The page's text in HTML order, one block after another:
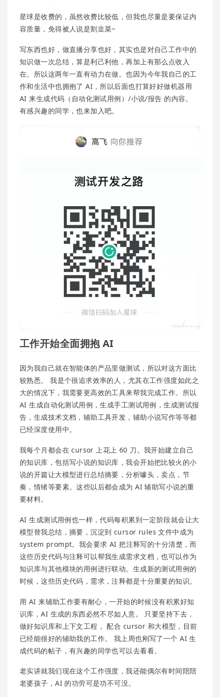
星球是收费的，虽然收费比较低，但我也尽量是要保证内
容质量，免得被人说是割韭菜~
写东西也好，做直播分享也好，其实也是对自己工作中的
知识做一次总结，算是利己利他，再加上有那么点收入
在。所以这两年一直有动力在做。也因为今年我自己的工
作和生活中也拥抱了 AI，所以后面也打算好好做机器用
AI 来生成代码（自动化测试用例）/小说/报告 的内容。
有感兴趣的同学，也来加入吧。
工作开始全面拥抱 AI
因为我自己就在智能体的产品里做测试，所以对这方面比
较熟悉。 我是个很追求效率的人，尤其在工作强度如此之
大的情况下，我需要更高效的工具来帮我完成工作。所以
AI 生成自动化测试用例，生成手工测试用例，生成测试报
告，生成技术文档，辅助工具开发，辅助小说写作等等都
已经深度使用中。
我每个月都会在 cursor 上花上 60 刀。我开始建立自己
的知识库，包括写小说的知识库，我会开始把比较火的小
说的开篇让大模型进行总结摘要，分析噱头，卖点，节
奏，情绪等要素。这些以后都会成为 AI 辅助写小说的重
要材料。
AI 生成测试用例也一样，代码每积累到一定阶段就会让大
模型替我总结，摘要，沉淀到 cursor rules 文件中成为
system prompt。我会要求 AI 把注释写的十分清楚，而
这些历史代码与注释可以帮我生成需求文档，也可以作为
知识库与其他模块的用例进行联动。生成新的测试用例的
时候，这些历史代码，需求，注释都是十分重要的知识。
用 AI 来辅助工作要有耐心，一开始的时候没有积累好知
识库，AI 生成的东西必然不尽如人意。 只要坚持下去，
做好知识库和上下文工程， 配合 cursor 和大模型，目前
已经能很好的辅助我的工作。 我上周也刚写了一个 AI 生
成代码的帖子，有兴趣的同学也可以去看看。
老实讲就我们现在这个工作强度，我还能偶尔有时间陪陪
老婆孩子，AI 的功劳可是功不可没。